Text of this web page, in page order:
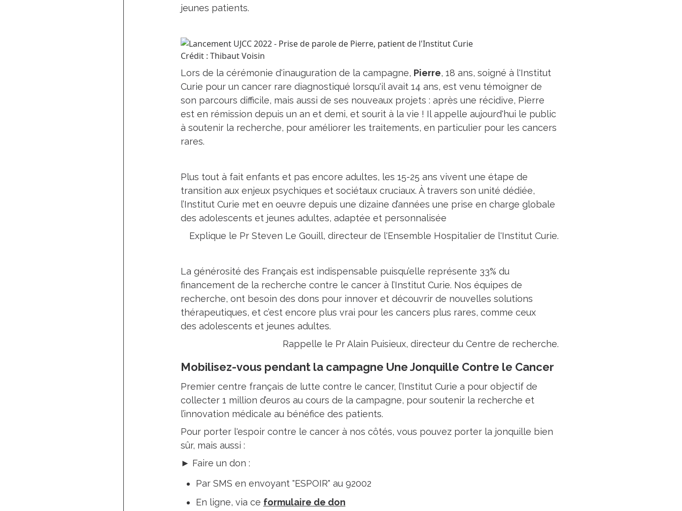
jeunes patients.
Crédit : Thibaut Voisin
Lors de la cérémonie d'inauguration de la campagne, Pierre, 18 ans, soigné à l'Institut
Curie pour un cancer rare diagnostiqué lorsqu'il avait 14 ans, est venu témoigner de
son parcours difficile, mais aussi de ses nouveaux projets : après une récidive, Pierre
est en rémission depuis un an et demi, et sourit à la vie ! Il appelle aujourd'hui le public
à soutenir la recherche, pour améliorer les traitements, en particulier pour les cancers
rares.
Plus tout à fait enfants et pas encore adultes, les 15-25 ans vivent une étape de
transition aux enjeux psychiques et sociétaux cruciaux. À travers son unité dédiée,
l’Institut Curie met en oeuvre depuis une dizaine d’années une prise en charge globale
des adolescents et jeunes adultes, adaptée et personnalisée
Explique le Pr Steven Le Gouill, directeur de l'Ensemble Hospitalier de l'Institut Curie.
La générosité des Français est indispensable puisqu’elle représente 33% du
financement de la recherche contre le cancer à l’Institut Curie. Nos équipes de
recherche, ont besoin des dons pour innover et découvrir de nouvelles solutions
thérapeutiques, et c’est encore plus vrai pour les cancers plus rares, comme ceux
des adolescents et jeunes adultes.
Rappelle le Pr Alain Puisieux, directeur du Centre de recherche.
Mobilisez-vous pendant la campagne Une Jonquille Contre le Cancer
Premier centre français de lutte contre le cancer, l’Institut Curie a pour objectif de
collecter 1 million d’euros au cours de la campagne, pour soutenir la recherche et
l’innovation médicale au bénéfice des patients.
Pour porter l'espoir contre le cancer à nos côtés, vous pouvez porter la jonquille bien
sûr, mais aussi :
► Faire un don :
Par SMS en envoyant "ESPOIR" au 92002
En ligne, via ce formulaire de don